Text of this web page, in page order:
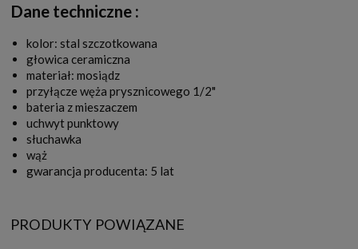
Dane techniczne :
kolor: stal szczotkowana
głowica ceramiczna
materiał: mosiądz
przyłącze węża prysznicowego 1/2"
bateria z mieszaczem
uchwyt punktowy
słuchawka
wąż
gwarancja producenta: 5 lat
PRODUKTY POWIĄZANE